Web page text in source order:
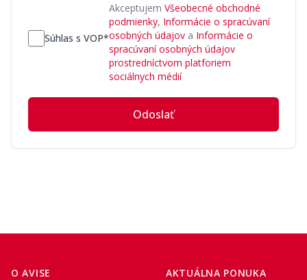
Súhlas s VOP*
Akceptujem Všeobecné obchodné
podmienky, Informácie o spracúvaní
osobných údajov a Informácie o
spracúvaní osobných údajov
prostredníctvom platforiem
sociálnych médií
Odoslať
O AVISE AKTUÁLNA PONUKA